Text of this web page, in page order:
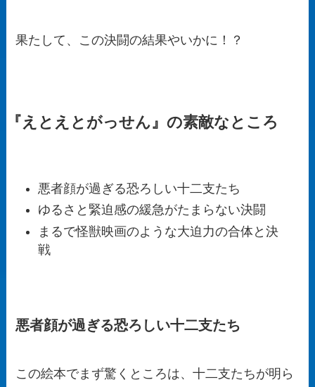
果たして、この決闘の結果やいかに！？
『えとえとがっせん』の素敵なところ
悪者顔が過ぎる恐ろしい十二支たち
ゆるさと緊迫感の緩急がたまらない決闘
まるで怪獣映画のような大迫力の合体と決
戦
悪者顔が過ぎる恐ろしい十二支たち
この絵本でまず驚くところは、十二支たちが明ら